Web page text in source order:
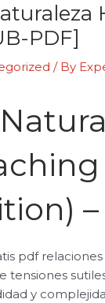
PDF]
/ By
pdf
tensiones
y